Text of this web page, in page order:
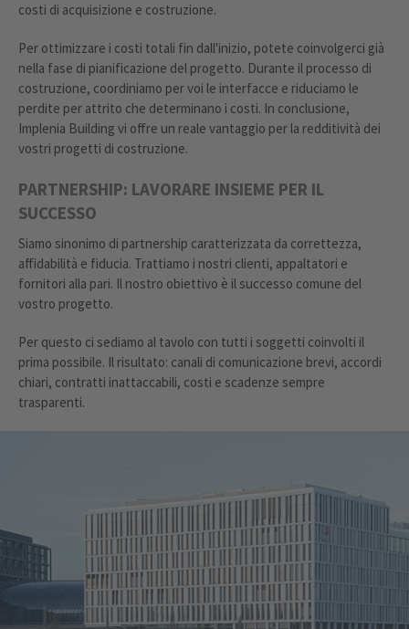
costi di acquisizione e costruzione.
Per ottimizzare i costi totali fin dall'inizio, potete coinvolgerci già
nella fase di pianificazione del progetto. Durante il processo di
costruzione, coordiniamo per voi le interfacce e riduciamo le
perdite per attrito che determinano i costi. In conclusione,
Implenia Building vi offre un reale vantaggio per la redditività dei
vostri progetti di costruzione.
PARTNERSHIP: LAVORARE INSIEME PER IL
SUCCESSO
Siamo sinonimo di partnership caratterizzata da correttezza,
affidabilità e fiducia. Trattiamo i nostri clienti, appaltatori e
fornitori alla pari. Il nostro obiettivo è il successo comune del
vostro progetto.
Per questo ci sediamo al tavolo con tutti i soggetti coinvolti il
prima possibile. Il risultato: canali di comunicazione brevi, accordi
chiari, contratti inattaccabili, costi e scadenze sempre
trasparenti.